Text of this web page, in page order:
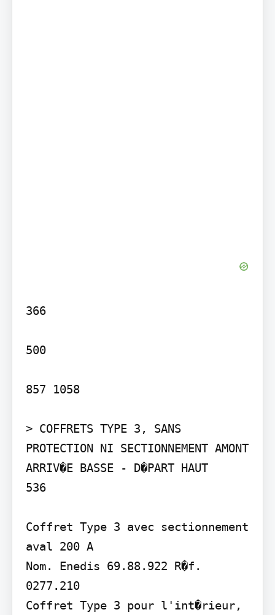
366
500
857 1058
> COFFRETS TYPE 3, SANS
PROTECTION NI SECTIONNEMENT AMONT
ARRIV�E BASSE - D�PART HAUT
536
Coffret Type 3 avec sectionnement
aval 200 A
Nom. Enedis 69.88.922 R�f.
0277.210
Coffret Type 3 pour l'int�rieur,